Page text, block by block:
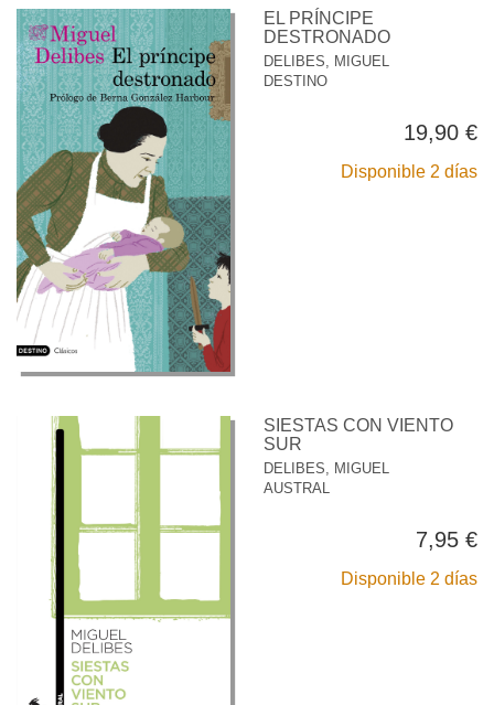
EL PRÍNCIPE
DESTRONADO
DELIBES, MIGUEL
DESTINO
19,90 €
Disponible 2 días
SIESTAS CON VIENTO
SUR
DELIBES, MIGUEL
AUSTRAL
7,95 €
Disponible 2 días